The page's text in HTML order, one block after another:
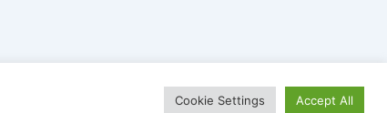
Cookie Settings Accept All